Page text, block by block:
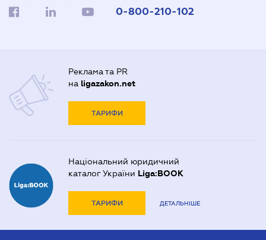
0-800-210-102
Реклама та PR
на ligazakon.net
ТАРИФИ
Національний юридичний
каталог України Liga:BOOK
ТАРИФИ ДЕТАЛЬНІШЕ